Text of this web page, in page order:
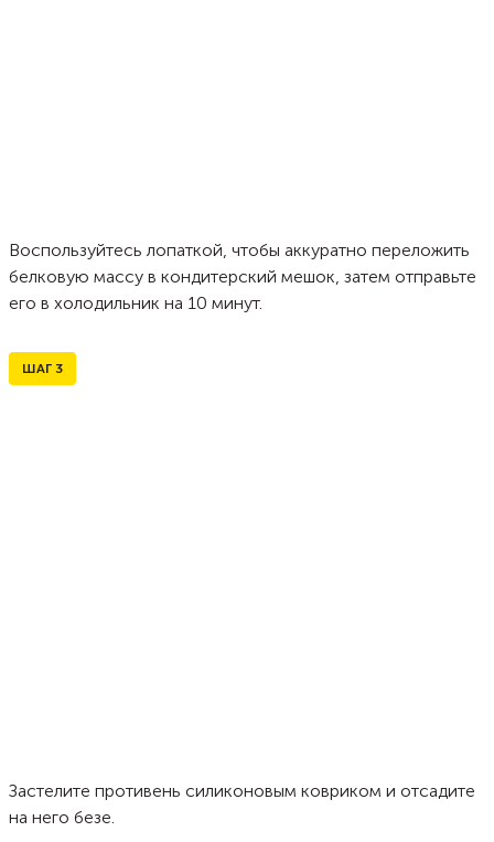
Воспользуйтесь лопаткой, чтобы аккуратно переложить
белковую массу в кондитерский мешок, затем отправьте
его в холодильник на 10 минут.
ШАГ 3
Застелите противень силиконовым ковриком и отсадите
на него безе.